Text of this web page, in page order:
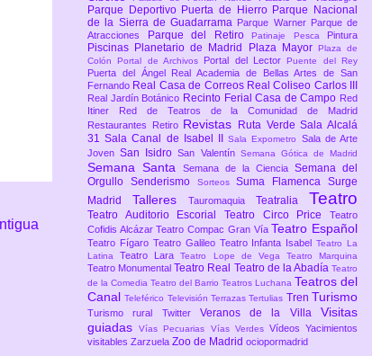
Parque Deportivo Puerta de Hierro Parque Nacional
de la Sierra de Guadarrama Parque Warner Parque de
Atracciones
Parque del Retiro Patinaje Pesca Pintura
Piscinas Planetario de Madrid Plaza Mayor
Plaza de
Colón Portal de Archivos Portal del LectorPuente del Rey
Puerta del Ángel
Real Academia de Bellas Artes de San
Fernando Real Casa de Correos Real Coliseo Carlos III
Real Jardín Botánico Recinto Ferial Casa de Campo Red
Itiner
Red de Teatros de la Comunidad de Madrid
Restaurantes
Retiro Revistas Ruta VerdeSala Alcalá
31Sala Canal de Isabel IISala Expometro Sala de Arte
JovenSan IsidroSan Valentín Semana Gótica de Madrid
Semana Santa Semana de la Ciencia Semana del
Orgullo Senderismo SorteosSuma FlamencaSurge
Madrid Talleres Tauromaquia Teatralia Teatro
Teatro Auditorio Escorial Teatro Circo Price Teatro
Cofidis AlcázarTeatro Compac Gran Vía Teatro Español
Teatro Fígaro Teatro Galileo Teatro Infanta IsabelTeatro La
Latina Teatro LaraTeatro Lope de Vega Teatro Marquina
Teatro Monumental Teatro Real Teatro de la Abadía Teatro
de la Comedia Teatro del Barrio Teatros Luchana Teatros del
CanalTeleférico TelevisiónTerrazasTertulias Tren Turismo
Turismo rural Twitter Veranos de la VillaVisitas
guiadasVías Pecuarias Vías Verdes VídeosYacimientos
visitables Zarzuela Zoo de Madrid ociopormadrid